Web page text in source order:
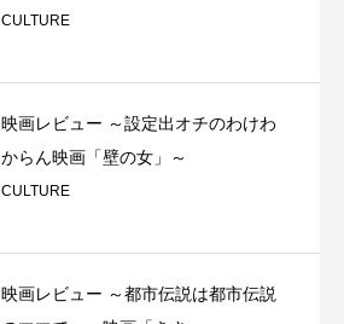
CULTURE
映画レビュー ～設定出オチのわけわ
からん映画「壁の女」～
CULTURE
映画レビュー ～都市伝説は都市伝説